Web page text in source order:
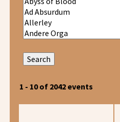
1 - 10 of 2042 events